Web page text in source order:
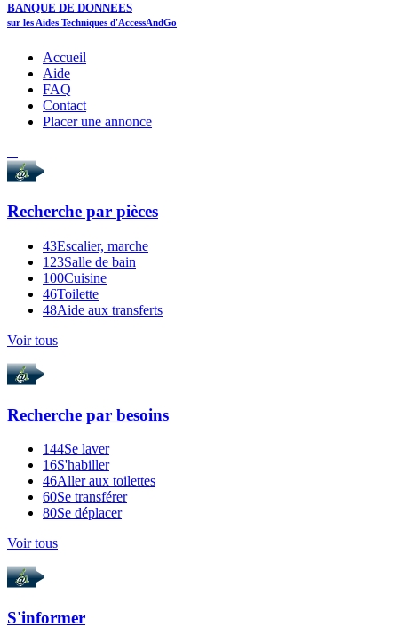
BANQUE DE DONNEES
sur les Aides Techniques d'AccessAndGo
Accueil
Aide
FAQ
Contact
Placer une annonce
Recherche par pièces
43Escalier, marche
123Salle de bain
100Cuisine
46Toilette
48Aide aux transferts
Voir tous
Recherche par besoins
144Se laver
16S'habiller
46Aller aux toilettes
60Se transférer
80Se déplacer
Voir tous
S'informer